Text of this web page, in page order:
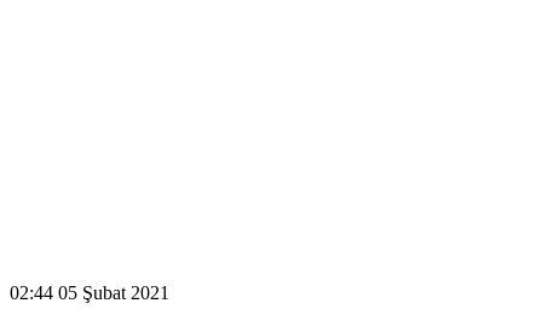
02:44 05 Şubat 2021